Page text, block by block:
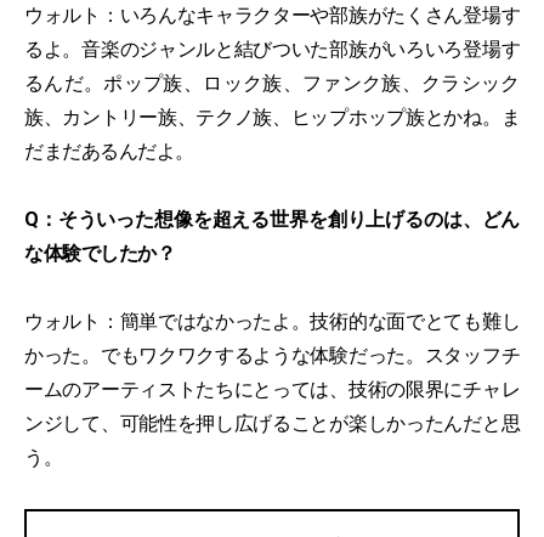
ウォルト：いろんなキャラクターや部族がたくさん登場す
るよ。音楽のジャンルと結びついた部族がいろいろ登場す
るんだ。ポップ族、ロック族、ファンク族、クラシック
族、カントリー族、テクノ族、ヒップホップ族とかね。ま
だまだあるんだよ。
Q：そういった想像を超える世界を創り上げるのは、どん
な体験でしたか？
ウォルト：簡単ではなかったよ。技術的な面でとても難し
かった。でもワクワクするような体験だった。スタッフチ
ームのアーティストたちにとっては、技術の限界にチャレ
ンジして、可能性を押し広げることが楽しかったんだと思
う。